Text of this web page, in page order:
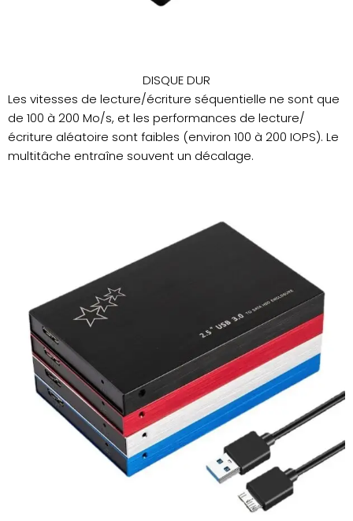
DISQUE DUR
Les vitesses de lecture/écriture séquentielle ne sont que
de 100 à 200 Mo/s, et les performances de lecture/
écriture aléatoire sont faibles (environ 100 à 200 IOPS). Le
multitâche entraîne souvent un décalage.